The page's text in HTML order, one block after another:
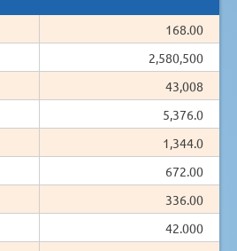
168.00
2,580,500
43,008
5,376.0
1,344.0
672.00
336.00
42.000